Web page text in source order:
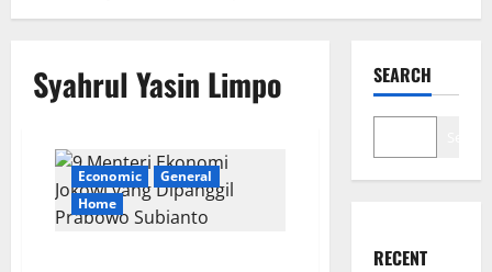
Syahrul Yasin Limpo
Economic
General
Home
SEARCH
RECENT